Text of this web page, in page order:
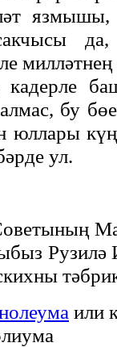
да,
кадерле
бу
юллары
ул.
Рузилә
или